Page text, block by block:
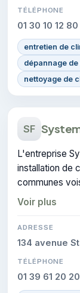
TÉLÉPHONE
01 30 10 12 80
entretien de
dépannage
nettoyage de
SF
L'entreprise
installation de
communes
savoir-faire de
Voir plus
ADRESSE
134 avenue
TÉLÉPHONE
01 39 61 20 20